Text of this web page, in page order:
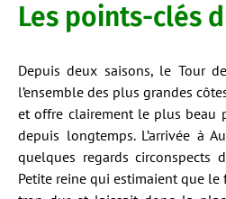
Les points-clés
Depuis deux saisons, le Tour
l’ensemble des plus grandes
et offre clairement le plus beau
depuis longtemps. L’arrivée à
quelques regards
Petite reine qui estimaient que le